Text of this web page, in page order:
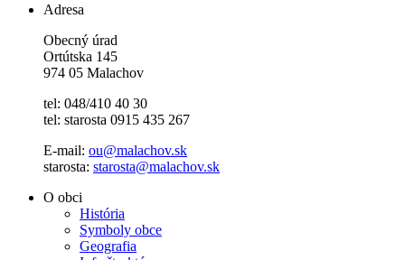
Adresa
Obecný úrad
Ortútska 145
974 05 Malachov
tel: 048/410 40 30
tel: starosta 0915 435 267
E-mail: ou@malachov.sk
starosta: starosta@malachov.sk
O obci
História
Symboly obce
Geografia